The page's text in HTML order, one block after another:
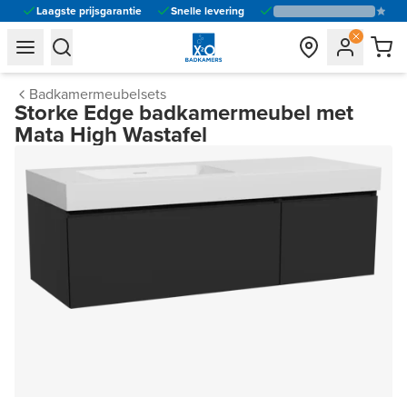
Laagste prijsgarantie Snelle levering
general.navigation.toggle_menu.label
general.navigation.toggle_menu.label
Badkamermeubelsets
Storke Edge badkamermeubel met
Mata High Wastafel